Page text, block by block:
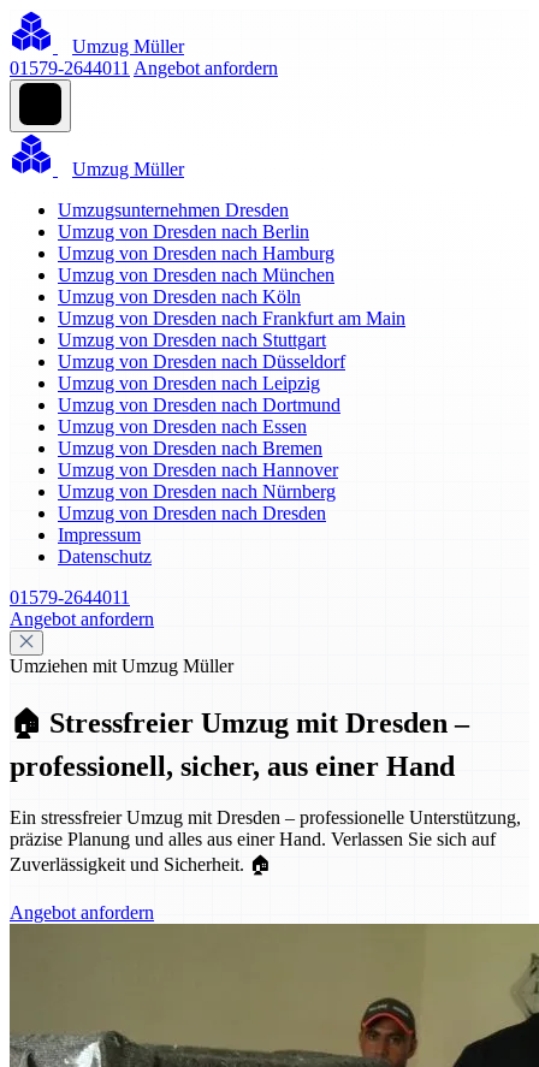
Umzug Müller
01579-2644011 Angebot anfordern
Umzug Müller
Umzugsunternehmen Dresden
Umzug von Dresden nach Berlin
Umzug von Dresden nach Hamburg
Umzug von Dresden nach München
Umzug von Dresden nach Köln
Umzug von Dresden nach Frankfurt am Main
Umzug von Dresden nach Stuttgart
Umzug von Dresden nach Düsseldorf
Umzug von Dresden nach Leipzig
Umzug von Dresden nach Dortmund
Umzug von Dresden nach Essen
Umzug von Dresden nach Bremen
Umzug von Dresden nach Hannover
Umzug von Dresden nach Nürnberg
Umzug von Dresden nach Dresden
Impressum
Datenschutz
01579-2644011
Angebot anfordern
Umziehen mit Umzug Müller
🏠 Stressfreier Umzug mit Dresden –
professionell, sicher, aus einer Hand
Ein stressfreier Umzug mit Dresden – professionelle Unterstützung,
präzise Planung und alles aus einer Hand. Verlassen Sie sich auf
Zuverlässigkeit und Sicherheit. 🏠
Angebot anfordern